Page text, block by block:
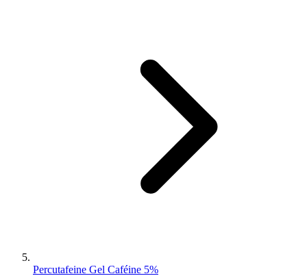
Percutafeine Gel Caféine 5%